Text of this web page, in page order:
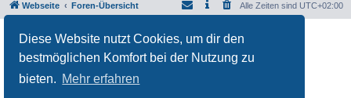
Diese Website nutzt Cookies, um dir den
bestmöglichen Komfort bei der Nutzung zu
bieten. Mehr erfahren
Webseite Foren-Übersicht Alle Zeiten sind UTC+02:00
Powered by phpBB
® Forum Software © phpBB Limited
Datenschutz|Nutzungsbedingungen